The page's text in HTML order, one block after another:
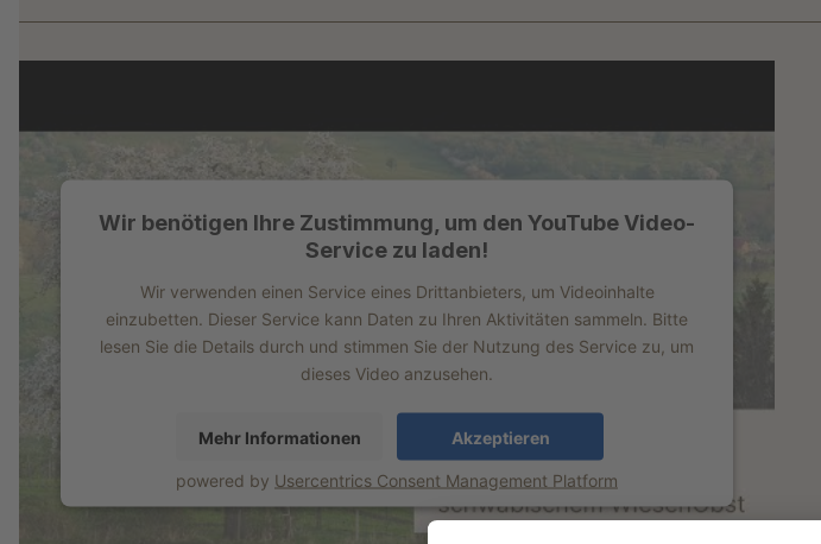
Wir benötigen Ihre Zustimmung, um den YouTube Video-
Service zu laden!
Wir verwenden einen Service eines Drittanbieters, um Videoinhalte
einzubetten. Dieser Service kann Daten zu Ihren Aktivitäten sammeln. Bitte
lesen Sie die Details durch und stimmen Sie der Nutzung des Service zu, um
dieses Video anzusehen.
Mehr Informationen Akzeptieren
powered by Usercentrics Consent Management Platform